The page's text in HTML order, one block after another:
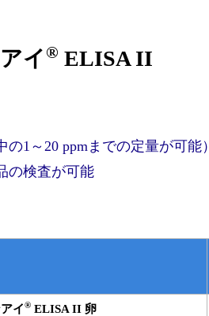
イ ® ELISA II
1～20 ppmまでの定量が可能）
の検査が可能
イ® ELISA II 卵